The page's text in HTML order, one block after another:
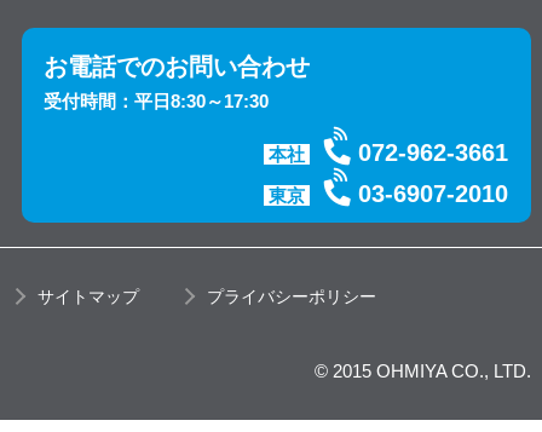
お電話でのお問い合わせ
受付時間：平日8:30～17:30
本社 072-962-3661
東京 03-6907-2010
サイトマップ プライバシーポリシー
© 2015 OHMIYA CO., LTD.